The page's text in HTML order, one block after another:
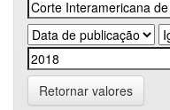
Retornar valores